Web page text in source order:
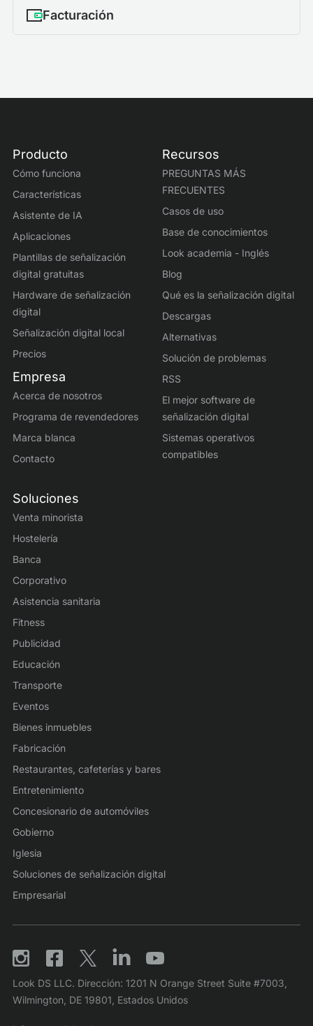
Facturación
Producto
Cómo funciona
Características
Asistente de IA
Aplicaciones
Plantillas de señalización
digital gratuitas
Hardware de señalización
digital
Señalización digital local
Precios
Empresa
Acerca de nosotros
Programa de revendedores
Marca blanca
Contacto
Soluciones
Venta minorista
Hostelería
Banca
Corporativo
Asistencia sanitaria
Fitness
Publicidad
Educación
Transporte
Eventos
Bienes inmuebles
Fabricación
Restaurantes, cafeterías y bares
Entretenimiento
Concesionario de automóviles
Gobierno
Iglesia
Soluciones de señalización digital
Empresarial
Recursos
PREGUNTAS MÁS
FRECUENTES
Casos de uso
Base de conocimientos
Look academia - Inglés
Blog
Qué es la señalización digital
Descargas
Alternativas
Solución de problemas
RSS
El mejor software de
señalización digital
Sistemas operativos
compatibles
Look DS LLC. Dirección: 1201 N Orange Street Suite #7003,
Wilmington, DE 19801, Estados Unidos